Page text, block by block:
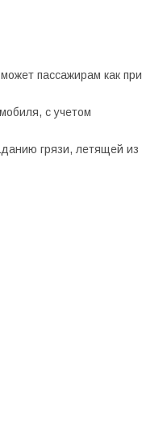
пассажирам как при
с учетом
грязи, летящей из